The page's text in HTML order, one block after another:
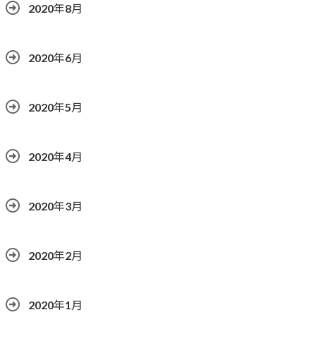
2020年8月
2020年6月
2020年5月
2020年4月
2020年3月
2020年2月
2020年1月